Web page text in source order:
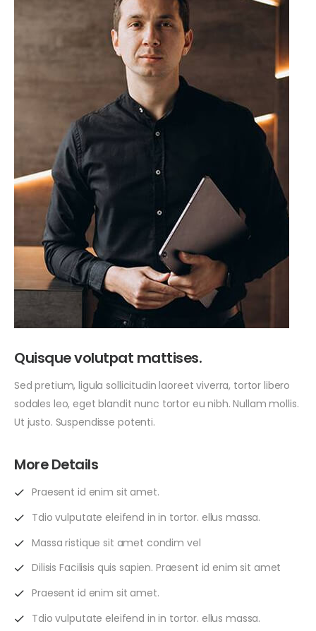
Quisque volutpat mattises.
Sed pretium, ligula sollicitudin laoreet viverra, tortor libero
sodales leo, eget blandit nunc tortor eu nibh. Nullam mollis.
Ut justo. Suspendisse potenti.
More Details
Praesent id enim sit amet.
Tdio vulputate eleifend in in tortor. ellus massa.
Massa ristique sit amet condim vel
Dilisis Facilisis quis sapien. Praesent id enim sit amet
Praesent id enim sit amet.
Tdio vulputate eleifend in in tortor. ellus massa.